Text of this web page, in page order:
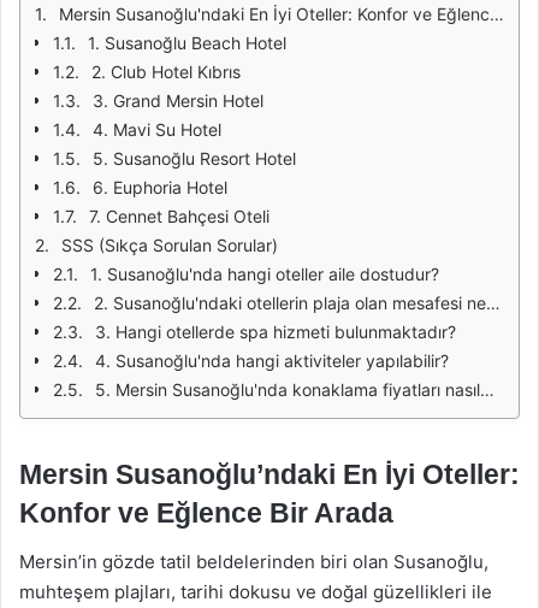
Mersin Susanoğlu'ndaki En İyi Oteller: Konfor ve Eğlence Bir Arada
1. Susanoğlu Beach Hotel
2. Club Hotel Kıbrıs
3. Grand Mersin Hotel
4. Mavi Su Hotel
5. Susanoğlu Resort Hotel
6. Euphoria Hotel
7. Cennet Bahçesi Oteli
SSS (Sıkça Sorulan Sorular)
1. Susanoğlu'nda hangi oteller aile dostudur?
2. Susanoğlu'ndaki otellerin plaja olan mesafesi nedir?
3. Hangi otellerde spa hizmeti bulunmaktadır?
4. Susanoğlu'nda hangi aktiviteler yapılabilir?
5. Mersin Susanoğlu'nda konaklama fiyatları nasıldır?
Mersin Susanoğlu’ndaki En İyi Oteller:
Konfor ve Eğlence Bir Arada
Mersin’in gözde tatil beldelerinden biri olan Susanoğlu,
muhteşem plajları, tarihi dokusu ve doğal güzellikleri ile